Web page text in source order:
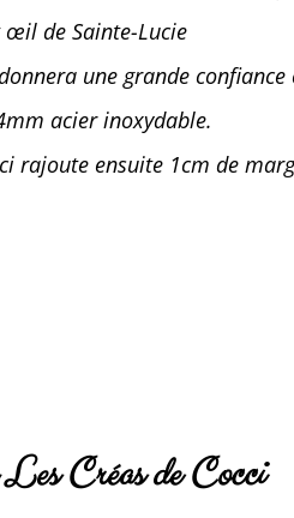
œil de Sainte-Lucie
une grande confiance
acier inoxydable.
rajoute ensuite 1cm de
Créas de Cocci